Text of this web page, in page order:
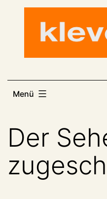
Menü
Der